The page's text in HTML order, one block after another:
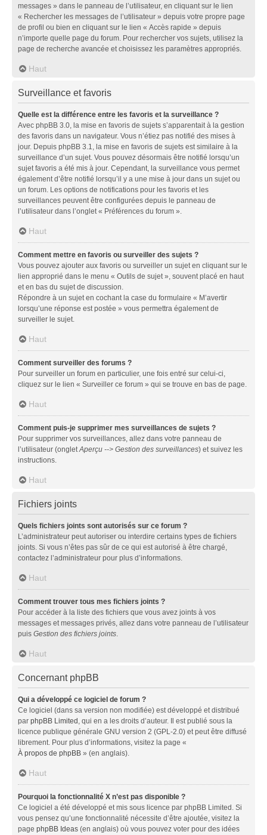
messages » dans le panneau de l’utilisateur, en cliquant sur le lien
« Rechercher les messages de l’utilisateur » depuis votre propre page
de profil ou bien en cliquant sur le lien « Accès rapide » depuis
n’importe quelle page du forum. Pour rechercher vos sujets, utilisez la
page de recherche avancée et choisissez les paramètres appropriés.
Haut
Surveillance et favoris
Quelle est la différence entre les favoris et la surveillance ?
Avec phpBB 3.0, la mise en favoris de sujets s’apparentait à la gestion
des favoris dans un navigateur. Vous n’étiez pas notifié des mises à
jour. Depuis phpBB 3.1, la mise en favoris de sujets est similaire à la
surveillance d’un sujet. Vous pouvez désormais être notifié lorsqu’un
sujet favoris a été mis à jour. Cependant, la surveillance vous permet
également d’être notifié lorsqu’il y a une mise à jour dans un sujet ou
un forum. Les options de notifications pour les favoris et les
surveillances peuvent être configurées depuis le panneau de
l’utilisateur dans l’onglet « Préférences du forum ».
Haut
Comment mettre en favoris ou surveiller des sujets ?
Vous pouvez ajouter aux favoris ou surveiller un sujet en cliquant sur le
lien approprié dans le menu « Outils de sujet », souvent placé en haut
et en bas du sujet de discussion.
Répondre à un sujet en cochant la case du formulaire « M’avertir
lorsqu’une réponse est postée » vous permettra également de
surveiller le sujet.
Haut
Comment surveiller des forums ?
Pour surveiller un forum en particulier, une fois entré sur celui-ci,
cliquez sur le lien « Surveiller ce forum » qui se trouve en bas de page.
Haut
Comment puis-je supprimer mes surveillances de sujets ?
Pour supprimer vos surveillances, allez dans votre panneau de
l’utilisateur (ongletAperçu --> Gestion des surveillances) et suivez les
instructions.
Haut
Fichiers joints
Quels fichiers joints sont autorisés sur ce forum ?
L’administrateur peut autoriser ou interdire certains types de fichiers
joints. Si vous n’êtes pas sûr de ce qui est autorisé à être chargé,
contactez l’administrateur pour plus d’informations.
Haut
Comment trouver tous mes fichiers joints ?
Pour accéder à la liste des fichiers que vous avez joints à vos
messages et messages privés, allez dans votre panneau de l’utilisateur
puis Gestion des fichiers joints.
Haut
Concernant phpBB
Qui a développé ce logiciel de forum ?
Ce logiciel (dans sa version non modifiée) est développé et distribué
par phpBB Limited, qui en a les droits d’auteur. Il est publié sous la
licence publique générale GNU version 2 (GPL-2.0) et peut être diffusé
librement. Pour plus d’informations, visitez la page «
À propos de phpBB » (en anglais).
Haut
Pourquoi la fonctionnalité X n’est pas disponible ?
Ce logiciel a été développé et mis sous licence par phpBB Limited. Si
vous pensez qu’une fonctionnalité nécessite d’être ajoutée, visitez la
page phpBB Ideas (en anglais) où vous pouvez voter pour des idées